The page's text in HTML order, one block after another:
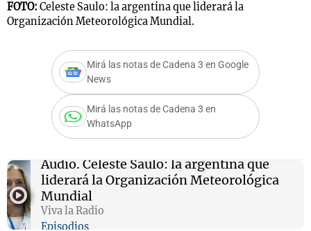
FOTO: Celeste Saulo: la argentina que liderará la
Organización Meteorológica Mundial.
Mirá las notas de Cadena 3 en Google
News
Mirá las notas de Cadena 3 en
WhatsApp
Audio. Celeste Saulo: la argentina que
liderará la Organización Meteorológica
Mundial
Viva la Radio
Episodios